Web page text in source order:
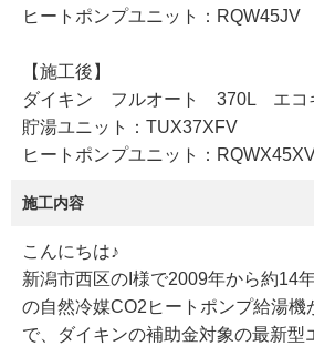
ヒートポンプユニット：RQW45JV
【施工後】
ダイキン フルオート 370L エコ
貯湯ユニット：TUX37XFV
ヒートポンプユニット：RQWX45XV
施工内容
こんにちは♪
新潟市西区のI様で2009年から約14
の自然冷媒CO2ヒートポンプ給湯機
で、ダイキンの補助金対象の最新型